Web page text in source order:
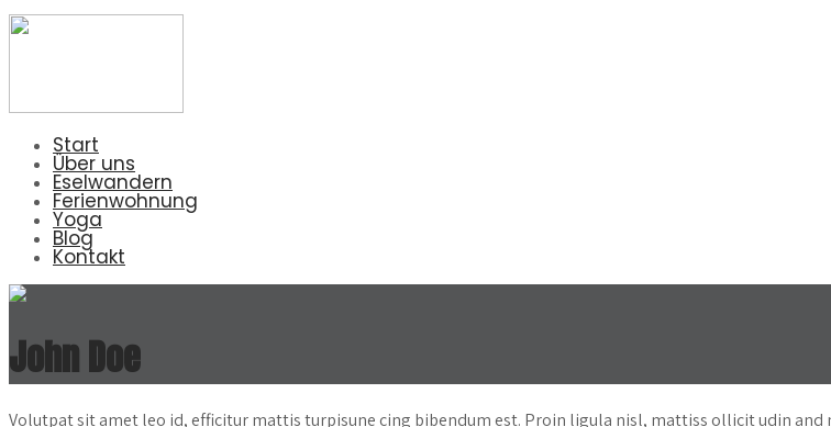
Start
Über uns
Eselwandern
Ferienwohnung
Yoga
Blog
Kontakt
John Doe
Volutpat sit amet leo id, efficitur mattis turpisune cing bibendum est. Proin ligula nisl, mattiss ollicit udin and